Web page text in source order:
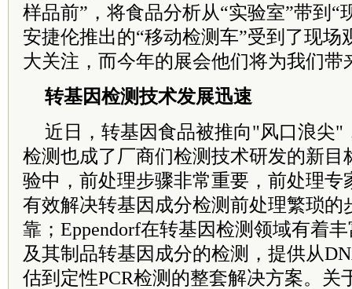
样品前”，将食品分析从“实验室”带到“
安捷伦推出的“移动检测车”受到了现场
大关注，而今年的展会他们将为我们带
转基因检测技术发展迅速
近日，转基因食品被推向"风口浪尖"
检测也成了厂商们检测技术研发的新目
验中，前处理步骤非常重要，前处理专
有效解决转基因成分检测前处理繁琐的
靠；Eppendorf在转基因检测领域有着
及其制品转基因成分的检测，提供从
估到定性PCR检测的整套解决方案。关